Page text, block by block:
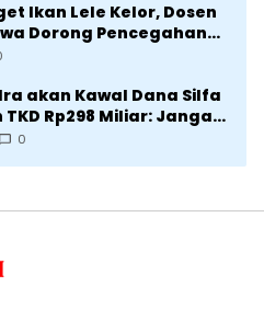
Ikan Lele Kelor, Dosen
Dorong Pencegahan
Silangkitang
akan Kawal Dana Silfa
Rp298 Miliar: Jangan
Pusat dan Provinsi
0